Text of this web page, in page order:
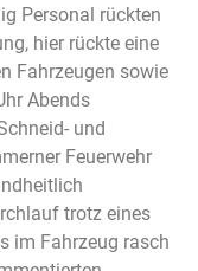
Personal rückten
hier rückte eine
Fahrzeugen sowie
Abends
und
Feuerwehr
trotz eines
im Fahrzeug rasch